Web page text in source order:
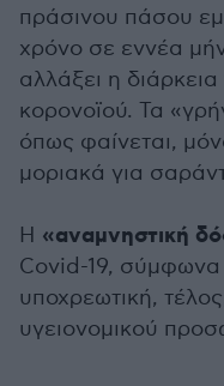
πράσινου πάσου
χρόνο σε εννέα
αλλάξει η
κορονοϊού. Τα
όπως φαίνεται,
μοριακά για
Η «αναμνηστική
Covid-19, σύμφωνα
υποχρεωτική,
υγειονομικού